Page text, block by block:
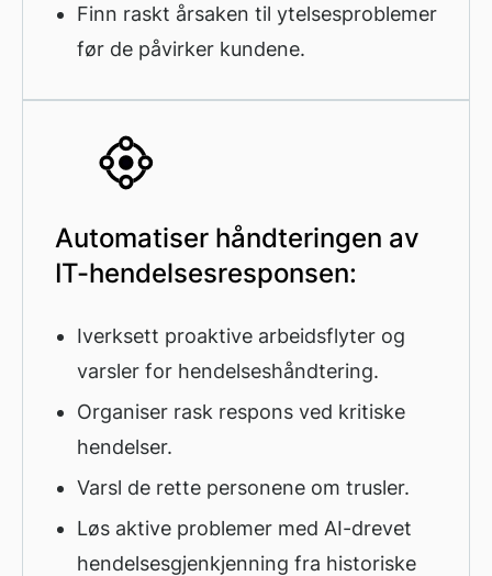
Finn raskt årsaken til ytelsesproblemer
før de påvirker kundene.
Automatiser håndteringen av
IT-hendelsesresponsen:
Iverksett proaktive arbeidsflyter og
varsler for hendelseshåndtering.
Organiser rask respons ved kritiske
hendelser.
Varsl de rette personene om trusler.
Løs aktive problemer med AI-drevet
hendelsesgjenkjenning fra historiske